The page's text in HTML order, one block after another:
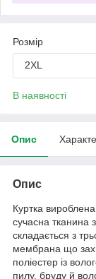
Розмір
2XL
В наявності
Опис
Опис
Куртка
сучасна
складається з
мембрана що
поліестер із
пилу, бруду й